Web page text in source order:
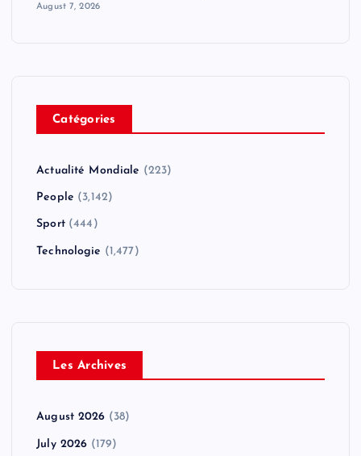
August 7, 2026
Catégories
Actualité Mondiale (223)
People (3,142)
Sport(444)
Technologie (1,477)
Les Archives
August 2026 (38)
July 2026 (179)